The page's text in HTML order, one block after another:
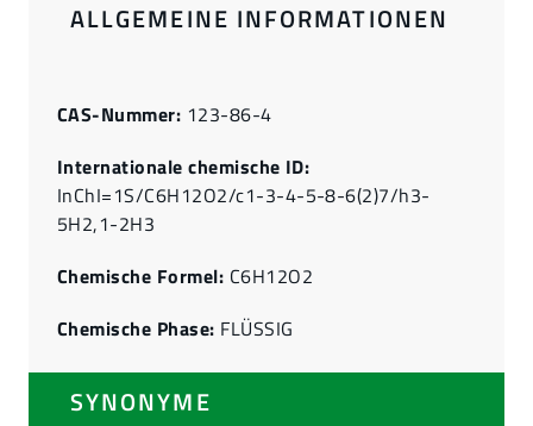
ALLGEMEINE INFORMATIONEN
SYNONYME
CAS-Nummer: 123-86-4
Internationale chemische ID:
InChI=1S/C6H12O2/c1-3-4-5-8-6(2)7/h3-
5H2,1-2H3
Chemische Formel: C6H12O2
Chemische Phase: FLÜSSIG